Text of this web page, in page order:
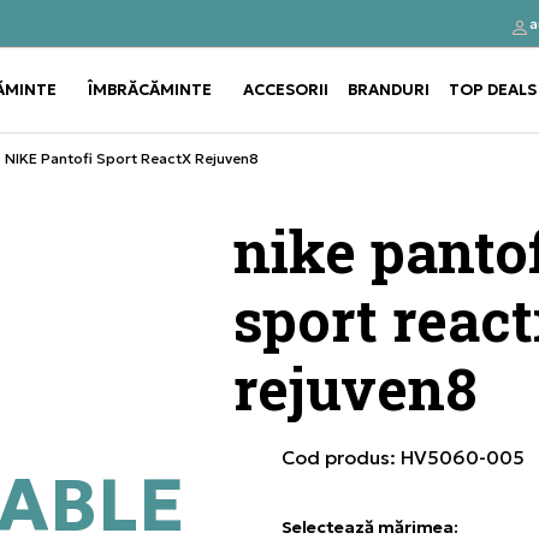
Use shift+Enter to open or close
ÎMBRĂCĂMINTE Use shift+Enter to open or close
ACCESORII BRANDURI TOP DEALS
NIKE Pantofi Sport ReactX Rejuven8
nike
sport
rejuven8
Cod produs: HV5060-005
Selectează mărimea: